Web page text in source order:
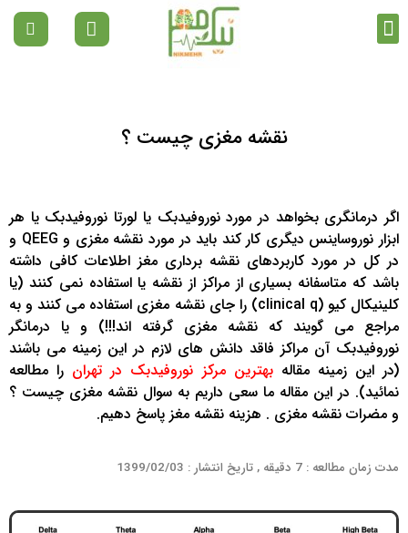
نقشه مغزی چیست ؟
اگر درمانگری بخواهد در مورد نوروفیدبک یا لورتا نوروفیدبک یا هر
ابزار نوروساینس دیگری کار کند باید در مورد نقشه مغزی و QEEG و
در کل در مورد کاربردهای نقشه برداری مغز اطلاعات کافی داشته
باشد که متاسفانه بسیاری از مراکز از نقشه یا استفاده نمی کنند (یا
کلینیکال کیو (clinical q) را جای نقشه مغزی استفاده می کنند و به
مراجع می گویند که نقشه مغزی گرفته اند!!!) و یا درمانگر
نوروفیدبک آن مراکز فاقد دانش های لازم در این زمینه می باشند
(در این زمینه مقالهبهترین مرکز نوروفیدبک در تهران را مطالعه
نمائید). در این مقاله ما سعی داریم به سوال نقشه مغزی چیست ؟
و مضرات نقشه مغزی . هزینه نقشه مغز پاسخ دهیم.
مدت زمان مطالعه : 7 دقیقه , تاریخ انتشار : 1399/02/03